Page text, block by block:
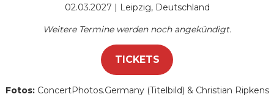
02.03.2027 | Leipzig, Deutschland
Weitere Termine werden noch angekündigt.
TICKETS
Fotos: ConcertPhotos.Germany (Titelbild) & Christian Ripkens